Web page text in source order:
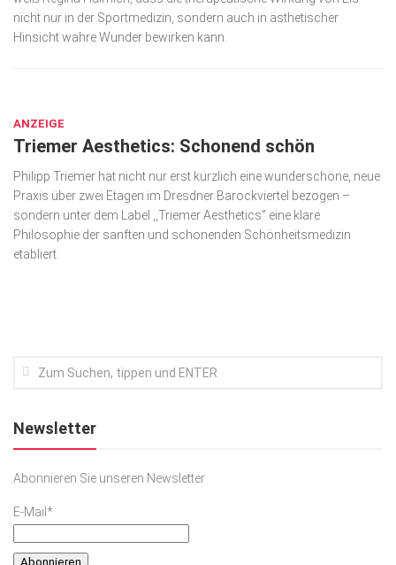
Kunst & Kultur
Podcast
Top Branchen
SACHSEN IN PARIS
nicht nur in der Sportmedizin, sondern auch in ästhetischer
Hinsicht wahre Wunder bewirken kann.
ANZEIGE
Triemer Aesthetics: Schonend schön
Philipp Triemer hat nicht nur erst kürzlich eine wunderschöne, neue
Praxis über zwei Etagen im Dresdner Barockviertel bezogen –
sondern unter dem Label ,,Triemer Aesthetics” eine klare
Philosophie der sanften und schonenden Schönheitsmedizin
etabliert.
Newsletter
Abonnieren Sie unseren Newsletter
E-Mail*